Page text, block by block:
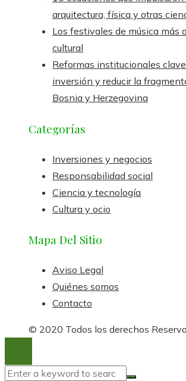
arquitectura, física y otras
Los festivales de música más
cultural
Reformas institucionales
inversión y reducir la
Bosnia y Herzegovina
Categorías
Inversiones y negocios
Responsabilidad social
Ciencia y tecnología
Cultura y ocio
Mapa Del Sitio
Aviso Legal
Quiénes somos
Contacto
© 2020 Todos los derechos